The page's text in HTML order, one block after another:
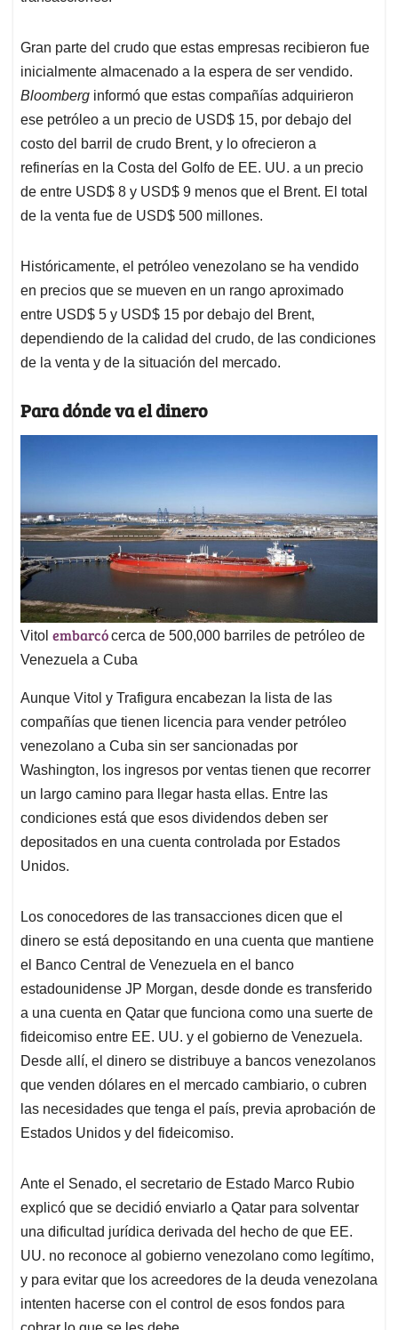
Gran parte del crudo que estas empresas recibieron fue
inicialmente almacenado a la espera de ser vendido.
Bloomberg informó que estas compañías adquirieron
ese petróleo a un precio de USD$ 15, por debajo del
costo del barril de crudo Brent, y lo ofrecieron a
refinerías en la Costa del Golfo de EE. UU. a un precio
de entre USD$ 8 y USD$ 9 menos que el Brent. El total
de la venta fue de USD$ 500 millones.
Históricamente, el petróleo venezolano se ha vendido
en precios que se mueven en un rango aproximado
entre USD$ 5 y USD$ 15 por debajo del Brent,
dependiendo de la calidad del crudo, de las condiciones
de la venta y de la situación del mercado.
Para dónde va el dinero
Vitol embarcócerca de 500,000 barriles de petróleo de
Venezuela a Cuba
Aunque Vitol y Trafigura encabezan la lista de las
compañías que tienen licencia para vender petróleo
venezolano a Cuba sin ser sancionadas por
Washington, los ingresos por ventas tienen que recorrer
un largo camino para llegar hasta ellas. Entre las
condiciones está que esos dividendos deben ser
depositados en una cuenta controlada por Estados
Unidos.
Los conocedores de las transacciones dicen que el
dinero se está depositando en una cuenta que mantiene
el Banco Central de Venezuela en el banco
estadounidense JP Morgan, desde donde es transferido
a una cuenta en Qatar que funciona como una suerte de
fideicomiso entre EE. UU. y el gobierno de Venezuela.
Desde allí, el dinero se distribuye a bancos venezolanos
que venden dólares en el mercado cambiario, o cubren
las necesidades que tenga el país, previa aprobación de
Estados Unidos y del fideicomiso.
Ante el Senado, el secretario de Estado Marco Rubio
explicó que se decidió enviarlo a Qatar para solventar
una dificultad jurídica derivada del hecho de que EE.
UU. no reconoce al gobierno venezolano como legítimo,
y para evitar que los acreedores de la deuda venezolana
intenten hacerse con el control de esos fondos para